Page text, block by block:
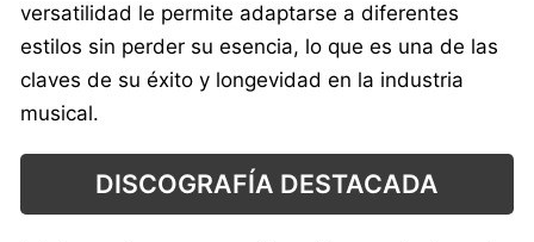
versatilidad le permite adaptarse a diferentes
estilos sin perder su esencia, lo que es una de las
claves de su éxito y longevidad en la industria
musical.
DISCOGRAFÍA DESTACADA